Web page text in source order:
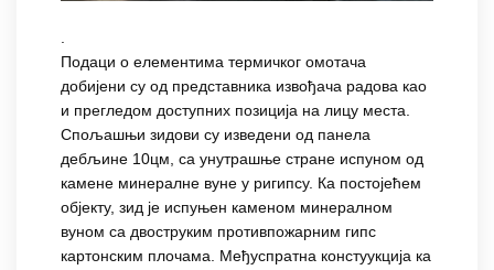
.
Подаци о елементима термичког омотача
добијени су од представника извођача радова као
и прегледом доступних позиција на лицу места.
Спољашњи зидови су изведени од панела
дебљине 10цм, са унутрашње стране испуном од
камене минералне вуне у ригипсу. Ка постојећем
објекту, зид је испуњен каменом минералном
вуном са двоструким противпожарним гипс
картонским плочама. Међуспратна констуукција ка